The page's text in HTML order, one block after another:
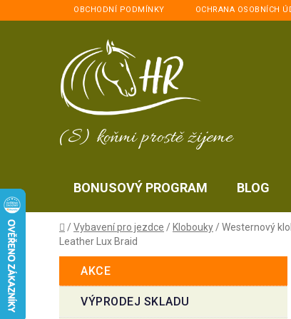
na
OBCHODNÍ PODMÍNKY OCHRANA OSOBNÍCH
(S) koňmi prostě žijeme
BONUSOVÝ PROGRAM BLOG
Domů
/Vybavení pro jezdce / Klobouky /Westernový
Leather Lux Braid
okategorie
AKCE
VÝPRODEJ SKLADU